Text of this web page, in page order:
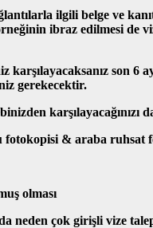
ilgili belge ve
ibraz edilmesi de
karşılayacaksanız son 6
gerekecektir.
fotokopisi & araba ruhsat
olması
neden çok girişli vize